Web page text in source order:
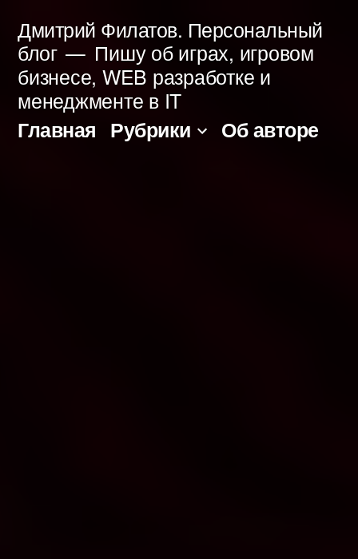
содержимому
Дмитрий Филатов. Персональный
блог
Пишу об играх, игровом
бизнесе, WEB разработке и
менеджменте в IT
Главная Рубрики Об авторе